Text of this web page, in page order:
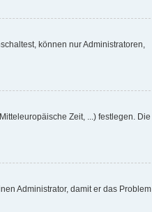
können nur Administratoren,
Zeit, ...) festlegen. Die
Administrator, damit er das Problem